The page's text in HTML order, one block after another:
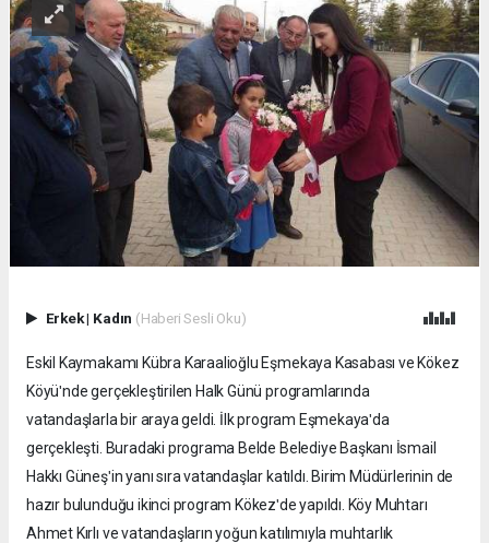
Erkek| Kadın (Haberi Sesli Oku)
Eskil Kaymakamı Kübra Karaalioğlu Eşmekaya Kasabası ve Kökez
Köyüʹnde gerçekleştirilen Halk Günü programlarında
vatandaşlarla bir araya geldi. İlk program Eşmekayaʹda
gerçekleşti. Buradaki programa Belde Belediye Başkanı İsmail
Hakkı Güneşʹin yanı sıra vatandaşlar katıldı. Birim Müdürlerinin de
hazır bulunduğu ikinci program Kökezʹde yapıldı. Köy Muhtarı
Ahmet Kırlı ve vatandaşların yoğun katılımıyla muhtarlık